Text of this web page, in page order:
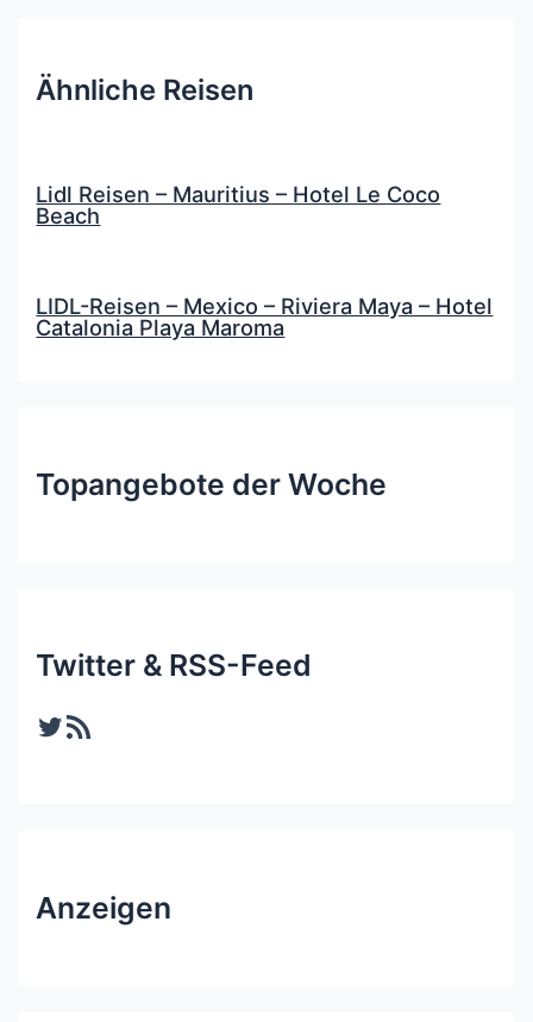
Ähnliche Reisen
Lidl Reisen – Mauritius – Hotel Le Coco
Beach
LIDL-Reisen – Mexico – Riviera Maya – Hotel
Catalonia Playa Maroma
Topangebote der Woche
Twitter & RSS-Feed
Twitter RSS-Feed
Anzeigen